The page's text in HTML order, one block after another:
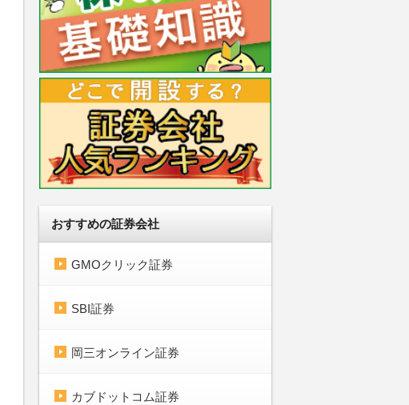
おすすめの証券会社
GMOクリック証券
SBI証券
岡三オンライン証券
カブドットコム証券